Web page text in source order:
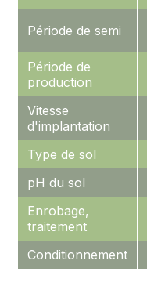
Période de semi
Période de
production
Vitesse
d'implantation
Type de sol
pH du sol
Enrobage,
traitement
Conditionnement